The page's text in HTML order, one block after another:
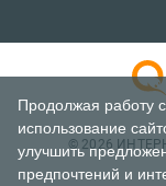
© 2026
Продолжая работу
использование
улучшить
предпочтений и